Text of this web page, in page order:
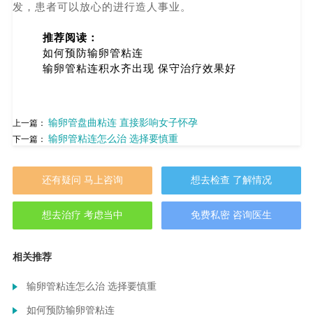
发，患者可以放心的进行造人事业。
推荐阅读：
如何预防输卵管粘连
输卵管粘连积水齐出现 保守治疗效果好
上一篇： 输卵管盘曲粘连 直接影响女子怀孕
下一篇： 输卵管粘连怎么治 选择要慎重
还有疑问 马上咨询 想去检查 了解情况
想去治疗 考虑当中 免费私密 咨询医生
相关推荐
输卵管粘连怎么治 选择要慎重
如何预防输卵管粘连